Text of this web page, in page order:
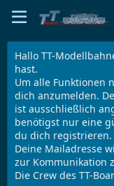
Hallo TT-
hast.
Um alle Funktionen
dich anzumelden.
ist ausschließlich
benötigst nur eine
du dich registrieren.
Deine Mailadresse
zur Kommunikation
Die Crew des TT-